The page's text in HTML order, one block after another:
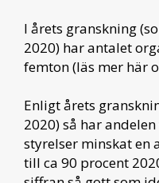
I årets granskning
2020) har antalet
femton (läs mer här
Enligt årets
2020) så har
styrelser minskat en
till ca 90 procent